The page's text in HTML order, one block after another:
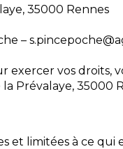
35000 Rennes
–
vos droits,
Prévalaye, 35000
limitées à ce qui